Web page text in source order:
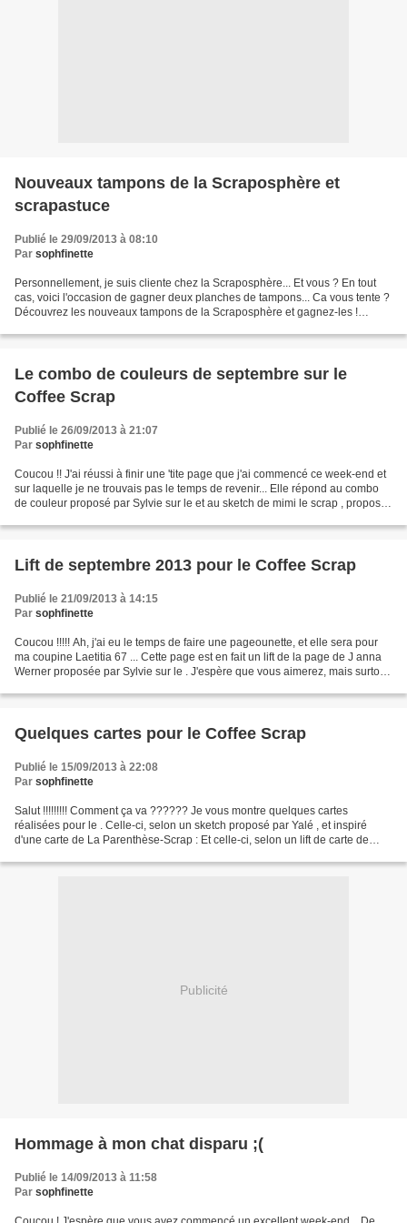
Nouveaux tampons de la Scraposphère et
scrapastuce
Publié le 29/09/2013 à 08:10
Par sophfinette
Personnellement, je suis cliente chez la Scraposphère... Et vous ? En tout
cas, voici l'occasion de gagner deux planches de tampons... Ca vous tente ?
Découvrez les nouveaux tampons de la Scraposphère et gagnez-les !
Le combo de couleurs de septembre sur le
Coffee Scrap
Publié le 26/09/2013 à 21:07
Par sophfinette
Coucou !! J'ai réussi à finir une 'tite page que j'ai commencé ce week-end et
sur laquelle je ne trouvais pas le temps de revenir... Elle répond au combo
de couleur proposé par Sylvie sur le et au sketch de mimi le scrap , proposé
Lift de septembre 2013 pour le Coffee Scrap
Publié le 21/09/2013 à 14:15
Par sophfinette
Coucou !!!!! Ah, j'ai eu le temps de faire une pageounette, et elle sera pour
ma coupine Laetitia 67 ... Cette page est en fait un lift de la page de J anna
Werner proposée par Sylvie sur le . J'espère que vous aimerez, mais surtout
Quelques cartes pour le Coffee Scrap
Publié le 15/09/2013 à 22:08
Par sophfinette
Salut !!!!!!!!! Comment ça va ?????? Je vous montre quelques cartes
réalisées pour le . Celle-ci, selon un sketch proposé par Yalé , et inspiré
d'une carte de La Parenthèse-Scrap : Et celle-ci, selon un lift de carte de
Publicité
Hommage à mon chat disparu ;(
Publié le 14/09/2013 à 11:58
Par sophfinette